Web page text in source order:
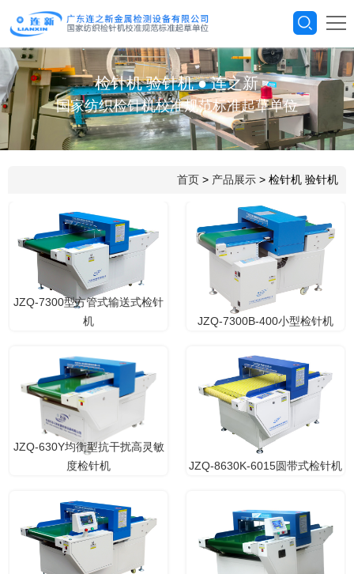
检针机 验针机●连之新
国家纺织检针机校准规范标准起草单位
首页 > 产品展示 > 检针机 验针机
JZQ-7300型方管式输送式检针
机
JZQ-7300B-400小型检针机
JZQ-630Y均衡型抗干扰高灵敏
度检针机
JZQ-8630K-6015圆带式检针机